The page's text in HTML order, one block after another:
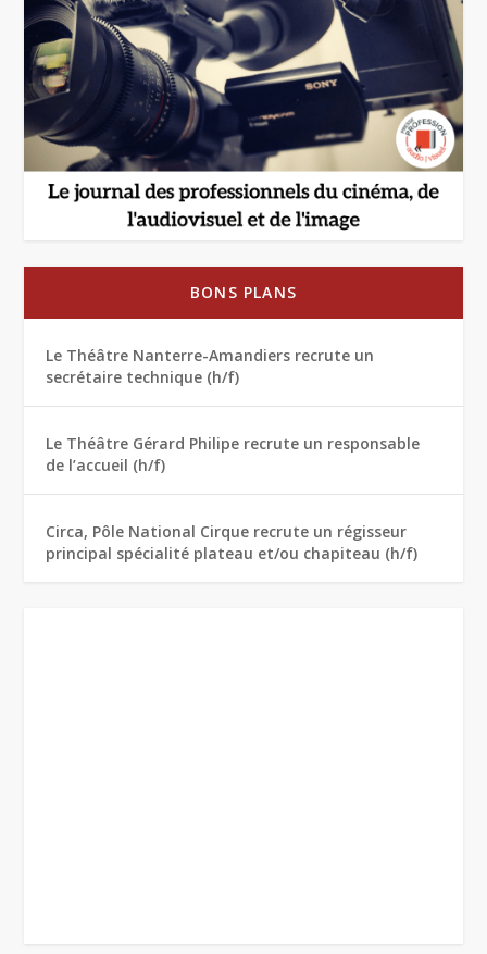
BONS PLANS
Le Théâtre Nanterre-Amandiers recrute un
secrétaire technique (h/f)
Le Théâtre Gérard Philipe recrute un responsable
de l’accueil (h/f)
Circa, Pôle National Cirque recrute un régisseur
principal spécialité plateau et/ou chapiteau (h/f)